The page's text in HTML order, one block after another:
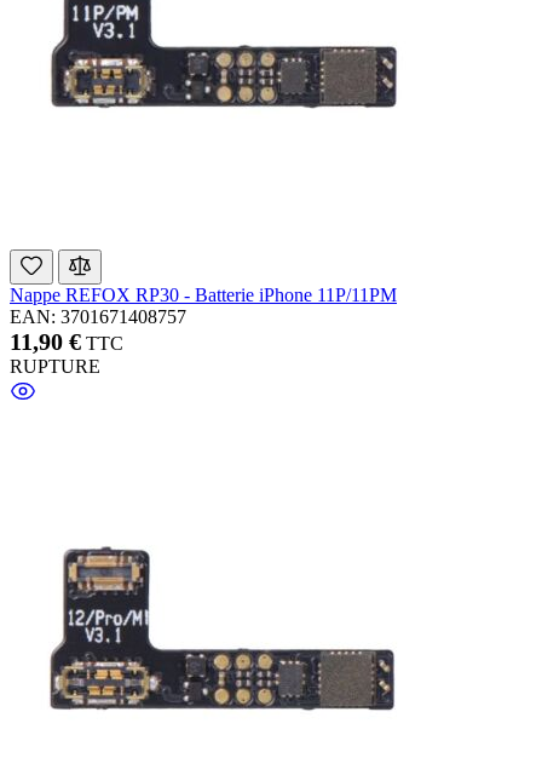
Nappe REFOX RP30 - Batterie iPhone 11P/11PM
EAN: 3701671408757
11,90 € TTC
RUPTURE